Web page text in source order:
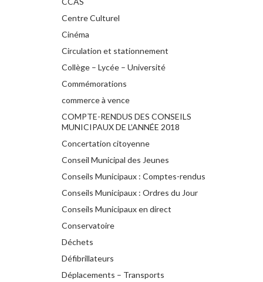
Centre Culturel
Cinéma
Circulation et stationnement
Collège – Lycée – Université
Commémorations
commerce à vence
COMPTE-RENDUS DES CONSEILS
MUNICIPAUX DE L’ANNÉE 2018
Concertation citoyenne
Conseil Municipal des Jeunes
Conseils Municipaux : Comptes-rendus
Conseils Municipaux : Ordres du Jour
Conseils Municipaux en direct
Conservatoire
Déchets
Défibrillateurs
Déplacements – Transports